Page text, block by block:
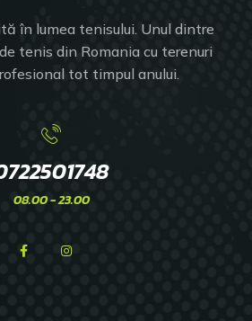
în lumea tenisului. Unul dintre
tenis din Romania cu terenuri
tot timpul anului.
08.00 - 23.00